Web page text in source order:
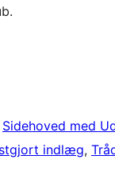
Sidehoved med
indlæg,